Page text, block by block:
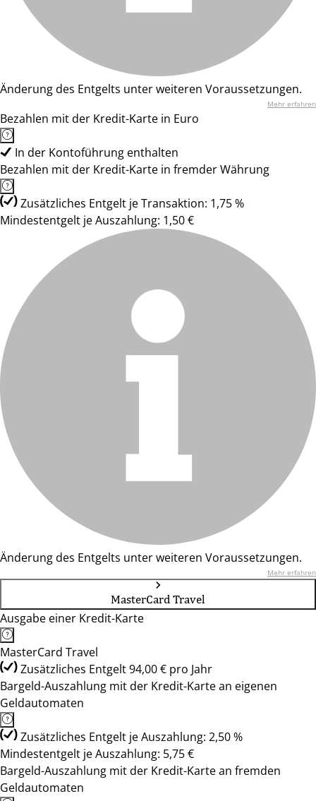
Änderung des Entgelts unter weiteren Voraussetzungen.
Mehr erfahren
Bezahlen mit der Kredit-Karte in Euro
In der Kontoführung enthalten
Bezahlen mit der Kredit-Karte in fremder Währung
Zusätzliches Entgelt je Transaktion: 1,75 %
Mindestentgelt je Auszahlung: 1,50 €
Änderung des Entgelts unter weiteren Voraussetzungen.
Mehr erfahren
MasterCard Travel
Ausgabe einer Kredit-Karte
MasterCard Travel
Zusätzliches Entgelt 94,00 € pro Jahr
Bargeld-Auszahlung mit der Kredit-Karte an eigenen
Geldautomaten
Zusätzliches Entgelt je Auszahlung: 2,50 %
Mindestentgelt je Auszahlung: 5,75 €
Bargeld-Auszahlung mit der Kredit-Karte an fremden
Geldautomaten